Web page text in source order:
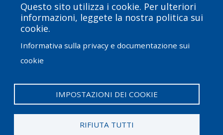
Questo sito utilizza i cookie. Per ulteriori
informazioni, leggete la nostra politica sui
cookie.
Informativa sulla privacy e documentazione sui
cookie
IMPOSTAZIONI DEI COOKIE
RIFIUTA TUTTI
internazionale finanziato dal Amgen Foundation con
direzione e assistenza tecnica fornite da Education
Development Center (EDC).